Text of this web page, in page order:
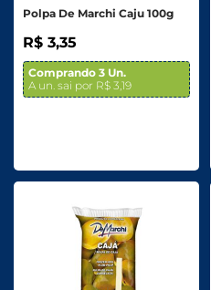
Polpa De Marchi Caju 100g
R$ 3,35
Comprando 3 Un.
A un. sai por R$ 3,19